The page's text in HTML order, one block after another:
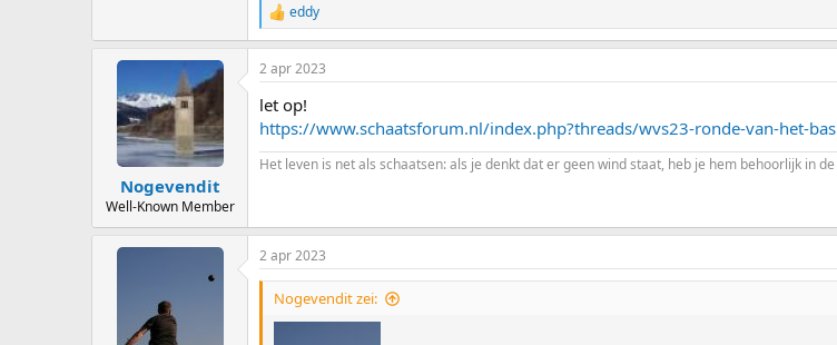
R
e
a
c
i
o
s
eddy
Nogevendit
Well-Known Member
2 apr 2023
let op!
https://www.schaatsforum.nl/index.php?threads/wvs23-ronde-van-het-
Het leven is net als schaatsen: als je denkt dat er geen wind staat, heb je hem behoorlijk in
2 apr 2023
Nogevendit zei: